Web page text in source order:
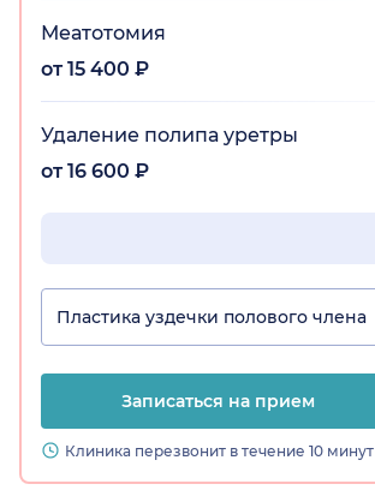
Меатотомия
от 15 400 ₽
Удаление полипа уретры
от 16 600 ₽
Пластика уздечки полового члена
Записаться на прием
Клиника перезвонит в течение 10 минут